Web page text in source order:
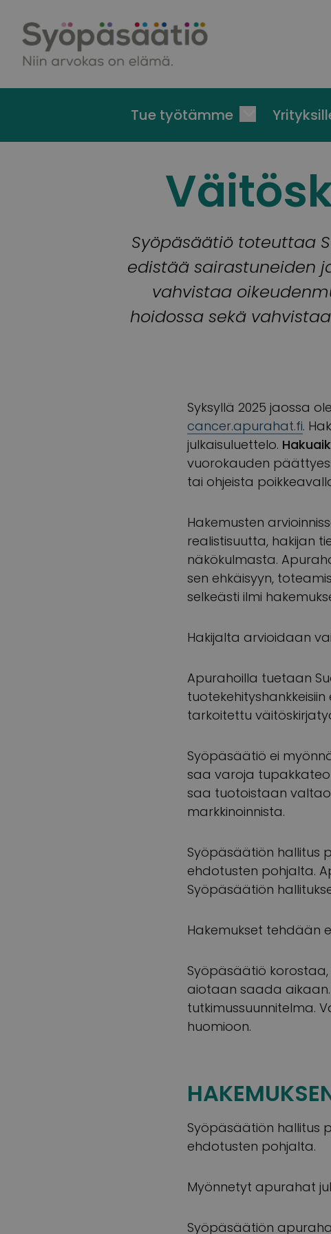
Tue työtämme
Syöpäsäätiö toteuttaa
edistää sairastuneiden
vahvistaa
hoidossa sekä
Syksyllä 2025 jaossa
cancer.apurahat.fi.
julkaisuluettelo.
vuorokauden
tai ohjeista
Hakemusten
realistisuutta, hakijan
näkökulmasta.
sen ehkäisyyn,
selkeästi ilmi
Hakijalta arvioidaan
Apurahoilla tuetaan
tarkoitettu
Syöpäsäätiö ei
saa varoja
saa tuotoistaan
markkinoinnista.
Syöpäsäätiön hallitus
ehdotusten pohjalta.
Syöpäsäätiön
Hakemukset tehdään
Syöpäsäätiö
aiotaan saada aikaan.
tutkimussuunnitelma.
huomioon.
Syöpäsäätiön hallitus
ehdotusten pohjalta.
Myönnetyt apurahat
Syöpäsäätiön